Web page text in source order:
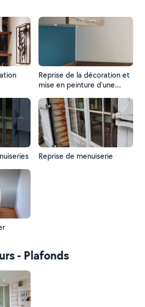
Reprise de la décoration et
mise en peinture d'une
Reprise de menuiserie
- Plafonds